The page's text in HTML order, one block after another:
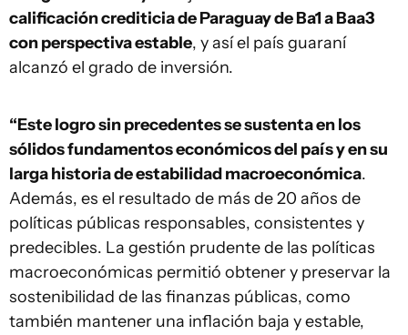
calificación crediticia de Paraguay de Ba1 a Baa3
con perspectiva estable, y así el país guaraní
alcanzó el grado de inversión.
“Este logro sin precedentes se sustenta en los
sólidos fundamentos económicos del país y en su
larga historia de estabilidad macroeconómica.
Además, es el resultado de más de 20 años de
políticas públicas responsables, consistentes y
predecibles. La gestión prudente de las políticas
macroeconómicas permitió obtener y preservar la
sostenibilidad de las finanzas públicas, como
también mantener una inflación baja y estable,